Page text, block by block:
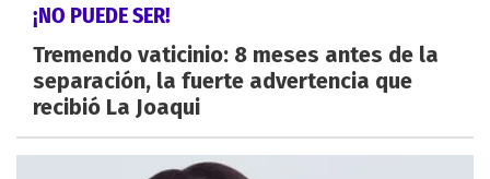
¡NO PUEDE SER!
Tremendo vaticinio: 8 meses antes de la
separación, la fuerte advertencia que
recibió La Joaqui